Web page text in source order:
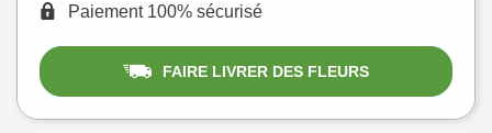
Paiement 100% sécurisé
FAIRE LIVRER DES FLEURS